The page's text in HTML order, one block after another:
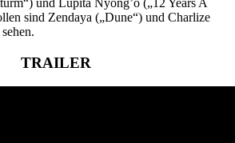
und Lupita Nyong’o („12 Years A
sind Zendaya („Dune“) und Charlize
TRAILER